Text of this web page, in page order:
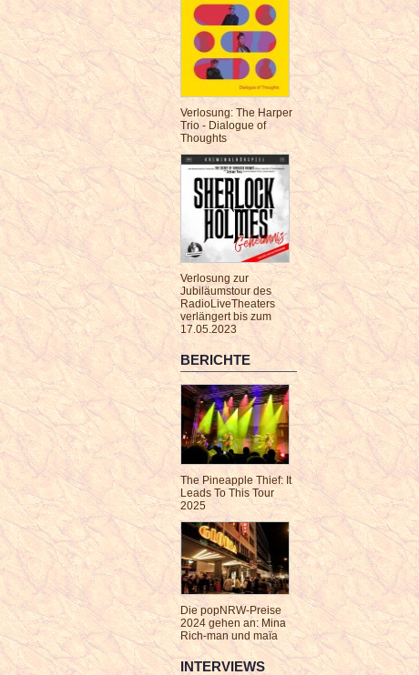
Verlosung: The Harper
Trio - Dialogue of
Thoughts
Verlosung zur
Jubiläumstour des
RadioLiveTheaters
verlängert bis zum
17.05.2023
BERICHTE
The Pineapple Thief: It
Leads To This Tour
2025
Die popNRW-Preise
2024 gehen an: Mina
Rich-man und maïa
INTERVIEWS